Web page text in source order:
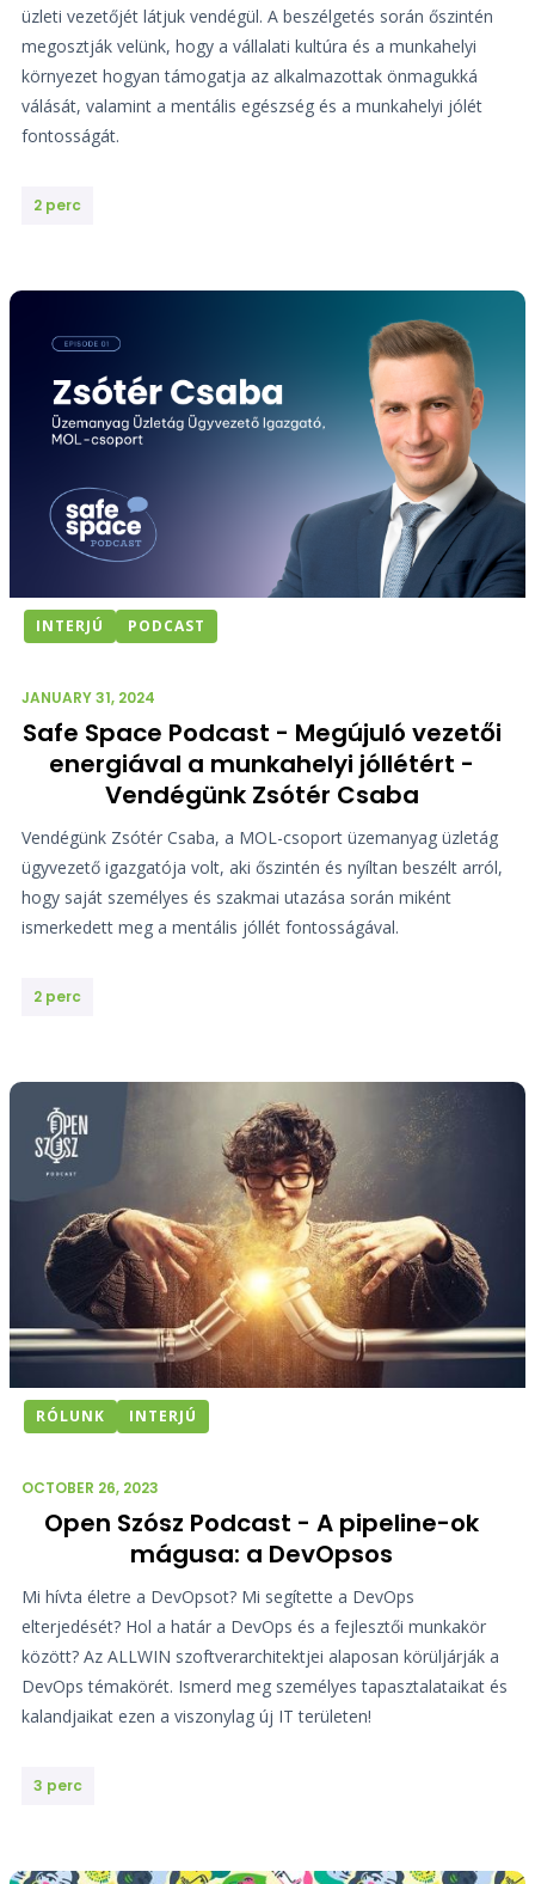
üzleti vezetőjét látjuk vendégül. A beszélgetés során őszintén
megosztják velünk, hogy a vállalati kultúra és a munkahelyi
környezet hogyan támogatja az alkalmazottak önmagukká
válását, valamint a mentális egészség és a munkahelyi jólét
fontosságát.
2 perc
INTERJÚ PODCAST
JANUARY 31, 2024
Safe Space Podcast - Megújuló vezetői
energiával a munkahelyi jóllétért -
Vendégünk Zsótér Csaba
Vendégünk Zsótér Csaba, a MOL-csoport üzemanyag üzletág
ügyvezető igazgatója volt, aki őszintén és nyíltan beszélt arról,
hogy saját személyes és szakmai utazása során miként
ismerkedett meg a mentális jóllét fontosságával.
2 perc
RÓLUNK INTERJÚ
OCTOBER 26, 2023
Open Szósz Podcast - A pipeline-ok
mágusa: a DevOpsos
Mi hívta életre a DevOpsot? Mi segítette a DevOps
elterjedését? Hol a határ a DevOps és a fejlesztői munkakör
között? Az ALLWIN szoftverarchitektjei alaposan körüljárják a
DevOps témakörét. Ismerd meg személyes tapasztalataikat és
kalandjaikat ezen a viszonylag új IT területen!
3 perc